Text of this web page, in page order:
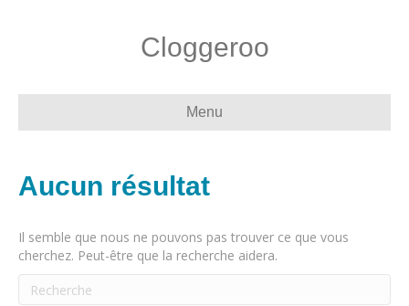
Cloggeroo
Menu
Aucun résultat
Il semble que nous ne pouvons pas trouver ce que vous
cherchez. Peut-être que la recherche aidera.